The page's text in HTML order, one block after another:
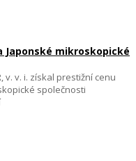
Japonské mikroskopické
v. v. i. získal prestižní cenu
společnosti